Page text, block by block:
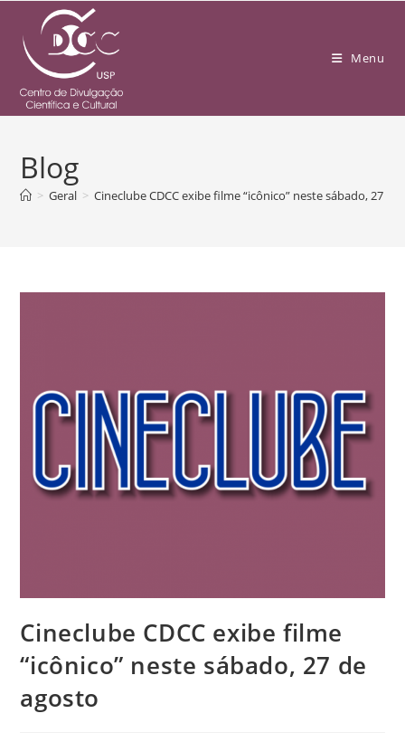
Menu
Blog
> Geral > Cineclube CDCC exibe filme “icônico” neste sábado, 27 de
Cineclube CDCC exibe filme
“icônico” neste sábado, 27 de
agosto